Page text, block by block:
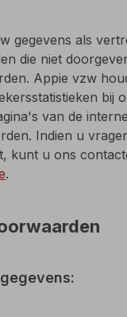
gegevens als
die niet
Appie vzw
bij
van de
Indien u
kunt u ons
.